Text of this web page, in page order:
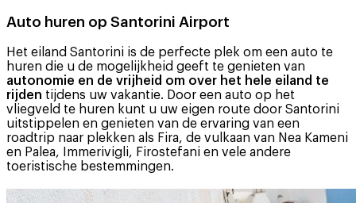
Auto huren op Santorini Airport
Het eiland Santorini is de perfecte plek om een auto te
huren die u de mogelijkheid geeft te genieten van
autonomie en de vrijheid om over het hele eiland te
rijden tijdens uw vakantie. Door een auto op het
vliegveld te huren kunt u uw eigen route door Santorini
uitstippelen en genieten van de ervaring van een
roadtrip naar plekken als Fira, de vulkaan van Nea Kameni
en Palea, Immerivigli, Firostefani en vele andere
toeristische bestemmingen.